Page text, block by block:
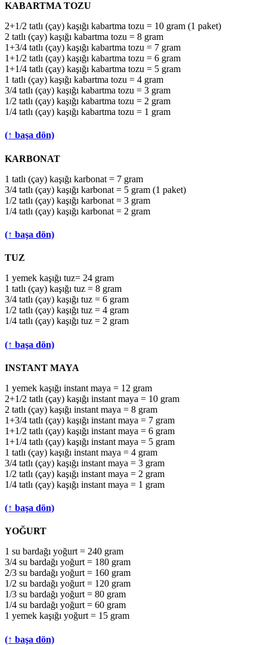
KABARTMA TOZU
2+1/2 tatlı (çay) kaşığı kabartma tozu = 10 gram (1 paket)
2 tatlı (çay) kaşığı kabartma tozu = 8 gram
1+3/4 tatlı (çay) kaşığı kabartma tozu = 7 gram
1+1/2 tatlı (çay) kaşığı kabartma tozu = 6 gram
1+1/4 tatlı (çay) kaşığı kabartma tozu = 5 gram
1 tatlı (çay) kaşığı kabartma tozu = 4 gram
3/4 tatlı (çay) kaşığı kabartma tozu = 3 gram
1/2 tatlı (çay) kaşığı kabartma tozu = 2 gram
1/4 tatlı (çay) kaşığı kabartma tozu = 1 gram
(↑ başa dön)
KARBONAT
1 tatlı (çay) kaşığı karbonat = 7 gram
3/4 tatlı (çay) kaşığı karbonat = 5 gram (1 paket)
1/2 tatlı (çay) kaşığı karbonat = 3 gram
1/4 tatlı (çay) kaşığı karbonat = 2 gram
(↑ başa dön)
TUZ
1 yemek kaşığı tuz= 24 gram
1 tatlı (çay) kaşığı tuz = 8 gram
3/4 tatlı (çay) kaşığı tuz = 6 gram
1/2 tatlı (çay) kaşığı tuz = 4 gram
1/4 tatlı (çay) kaşığı tuz = 2 gram
(↑ başa dön)
INSTANT MAYA
1 yemek kaşığı instant maya = 12 gram
2+1/2 tatlı (çay) kaşığı instant maya = 10 gram
2 tatlı (çay) kaşığı instant maya = 8 gram
1+3/4 tatlı (çay) kaşığı instant maya = 7 gram
1+1/2 tatlı (çay) kaşığı instant maya = 6 gram
1+1/4 tatlı (çay) kaşığı instant maya = 5 gram
1 tatlı (çay) kaşığı instant maya = 4 gram
3/4 tatlı (çay) kaşığı instant maya = 3 gram
1/2 tatlı (çay) kaşığı instant maya = 2 gram
1/4 tatlı (çay) kaşığı instant maya = 1 gram
(↑ başa dön)
YOĞURT
1 su bardağı yoğurt = 240 gram
3/4 su bardağı yoğurt = 180 gram
2/3 su bardağı yoğurt = 160 gram
1/2 su bardağı yoğurt = 120 gram
1/3 su bardağı yoğurt = 80 gram
1/4 su bardağı yoğurt = 60 gram
1 yemek kaşığı yoğurt = 15 gram
(↑ başa dön)